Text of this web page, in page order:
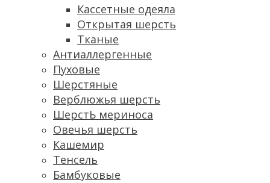
Кассетные одеяла
Открытая шерсть
Тканые
Антиаллергенные
Пуховые
Шерстяные
Верблюжья шерсть
ШерстЬ мериноса
Овечья шерсть
Кашемир
Тенсель
Бамбуковые